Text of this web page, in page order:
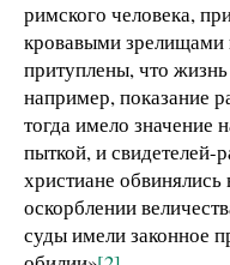
римского человека,
кровавыми зрелищами
притуплены, что
например, показание
тогда имело значение
пыткой, и
христиане
оскорблении
суды имели законное